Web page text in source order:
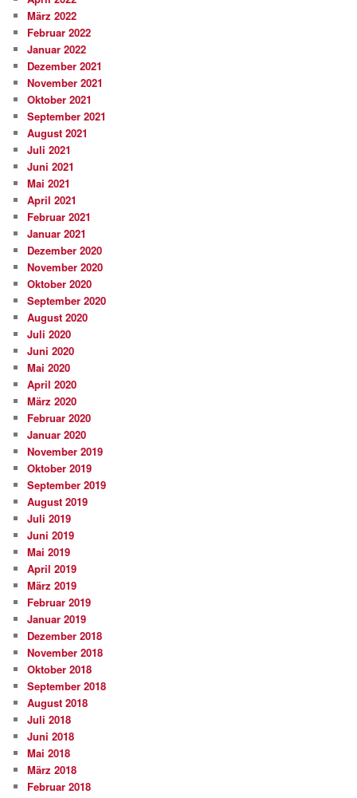
März 2022
Februar 2022
Januar 2022
Dezember 2021
November 2021
Oktober 2021
September 2021
August 2021
Juli 2021
Juni 2021
Mai 2021
April 2021
Februar 2021
Januar 2021
Dezember 2020
November 2020
Oktober 2020
September 2020
August 2020
Juli 2020
Juni 2020
Mai 2020
April 2020
März 2020
Februar 2020
Januar 2020
November 2019
Oktober 2019
September 2019
August 2019
Juli 2019
Juni 2019
Mai 2019
April 2019
März 2019
Februar 2019
Januar 2019
Dezember 2018
November 2018
Oktober 2018
September 2018
August 2018
Juli 2018
Juni 2018
Mai 2018
März 2018
Februar 2018